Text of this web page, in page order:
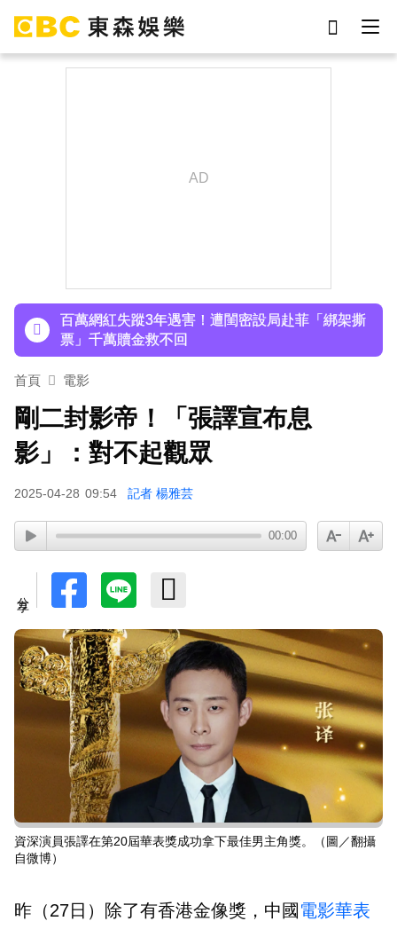
年保鮮秘訣曝
百萬網紅失蹤3年遇害！遭閨密設局赴菲「綁架撕
票」千萬贖金救不回
派助理颱風天護植栽！愛莉莎莎挨轟「命不如植
下載東森App，隨時掌握天下大小事！
年保鮮秘訣曝
首頁 電影
剛二封影帝！「張譯宣布息
影」：對不起觀眾
2025-04-28 09:54 記者 楊雅芸
00:00
資深演員張譯在第20屆華表獎成功拿下最佳男主角獎。（圖／翻攝
自微博）
昨（27日）除了有香港金像獎，中國 電影華表